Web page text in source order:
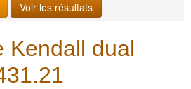
Kendall dual